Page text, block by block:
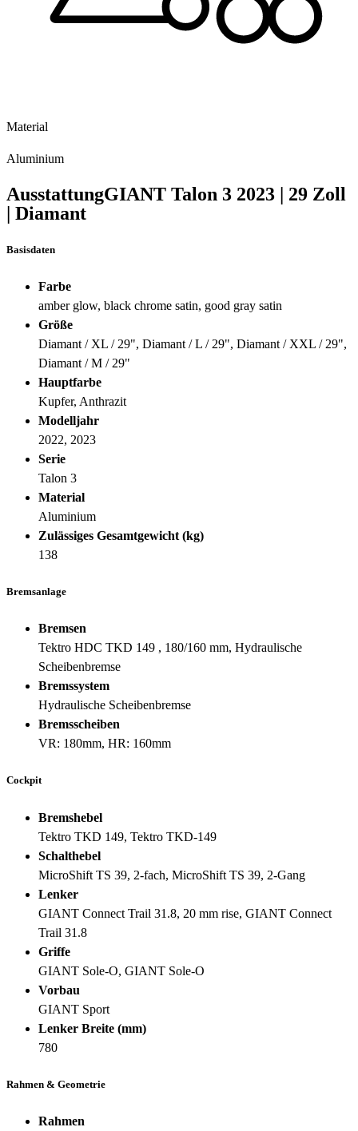
Material
Aluminium
AusstattungGIANT Talon 3 2023 | 29 Zoll
| Diamant
Basisdaten
Farbe
amber glow, black chrome satin, good gray satin
Größe
Diamant / XL / 29", Diamant / L / 29", Diamant / XXL / 29",
Diamant / M / 29"
Hauptfarbe
Kupfer, Anthrazit
Modelljahr
2022, 2023
Serie
Talon 3
Material
Aluminium
Zulässiges Gesamtgewicht (kg)
138
Bremsanlage
Bremsen
Tektro HDC TKD 149 , 180/160 mm, Hydraulische
Scheibenbremse
Bremssystem
Hydraulische Scheibenbremse
Bremsscheiben
VR: 180mm, HR: 160mm
Cockpit
Bremshebel
Tektro TKD 149, Tektro TKD-149
Schalthebel
MicroShift TS 39, 2-fach, MicroShift TS 39, 2-Gang
Lenker
GIANT Connect Trail 31.8, 20 mm rise, GIANT Connect
Trail 31.8
Griffe
GIANT Sole-O, GIANT Sole-O
Vorbau
GIANT Sport
Lenker Breite (mm)
780
Rahmen & Geometrie
Rahmen